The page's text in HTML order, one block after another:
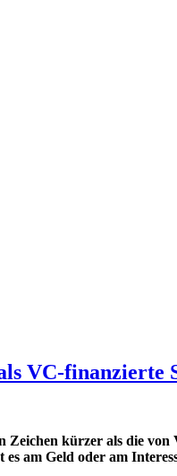
VC-finanzierte
kürzer als die
am Geld oder am